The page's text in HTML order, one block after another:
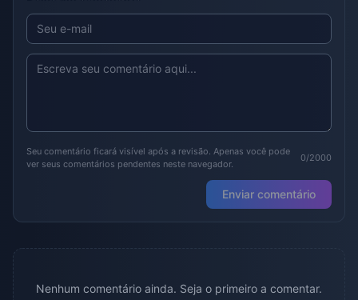
Seu comentário ficará visível após a revisão. Apenas você pode
ver seus comentários pendentes neste navegador.
0/2000
Enviar comentário
Nenhum comentário ainda. Seja o primeiro a comentar.